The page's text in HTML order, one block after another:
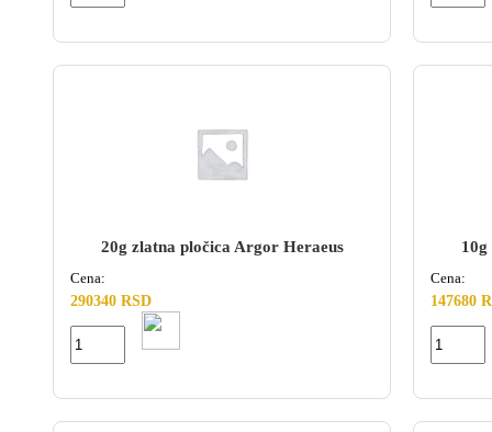
20g zlatna pločica Argor Heraeus
Cena:
290340 RSD
Cena:
147680